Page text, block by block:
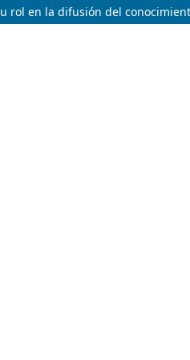
rol en la difusión del